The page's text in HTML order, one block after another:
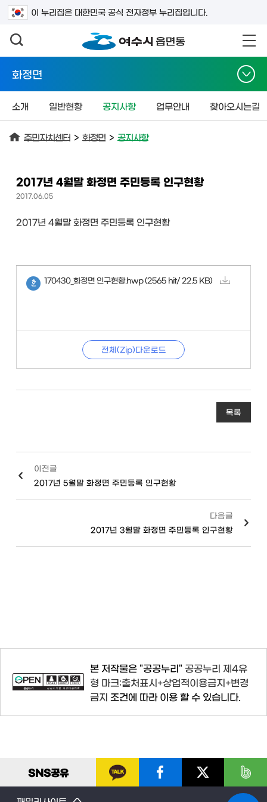
이 누리집은 대한민국 공식 전자정부 누리집입니다.
검색어를 입력하세요
화정면
소개 일반현황 공지사항 업무안내 찾아오시는길
주민자치센터 > 화정면 > 공지사항
2017년 4월말 화정면 주민등록 인구현황
2017.06.05
2017년 4월말 화정면 주민등록 인구현황
170430_화정면 인구현황.hwp (2565 hit/ 22.5 KB)
전체(Zip)다운로드
목록
이전글
2017년 5월말 화정면 주민등록 인구현황
다음글
2017년 3월말 화정면 주민등록 인구현황
본 저작물은 "공공누리" 공공누리 제4유
형 마크:출처표시+상업적이용금지+변경
금지 조건에 따라 이용 할 수 있습니다.
SNS공유